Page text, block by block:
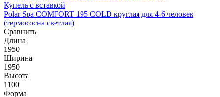
Купель с вставкой
Polar Spa COMFORT 195 COLD круглая для 4-6 человек
(термососна светлая)
Сравнить
Длина
1950
Ширина
1950
Высота
1100
Форма